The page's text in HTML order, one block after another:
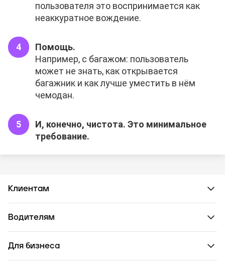
пользователя это воспринимается как
неаккуратное вождение.
Помощь.
Например, с багажом: пользователь
может не знать, как открывается
багажник и как лучше уместить в нём
чемодан.
И, конечно, чистота. Это минимальное
требование.
Клиентам
Водителям
Для бизнеса